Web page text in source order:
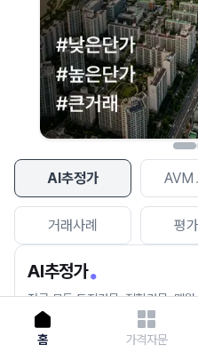
AI추정가 AVM
거래사례 평
AI추정가
전국 모든 토지건물, 집합건물, 매
세요.
홈 가격자문